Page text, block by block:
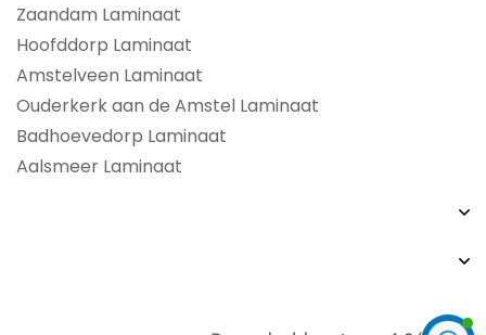
Zaandam Laminaat
Hoofddorp Laminaat
Amstelveen Laminaat
Ouderkerk aan de Amstel Laminaat
Badhoevedorp Laminaat
Aalsmeer Laminaat